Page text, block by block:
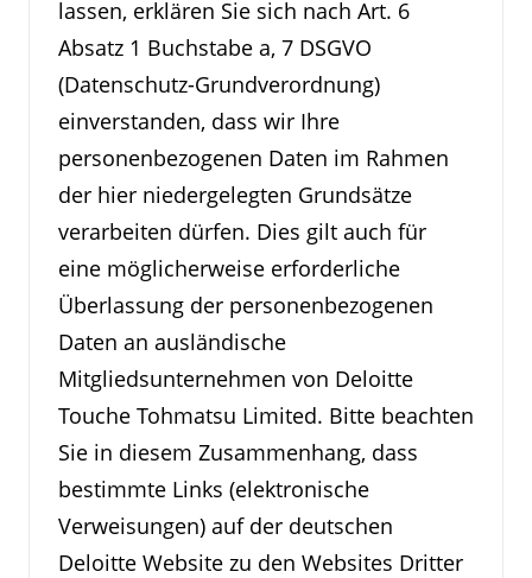
lassen, erklären Sie sich nach Art. 6
Absatz 1 Buchstabe a, 7 DSGVO
(Datenschutz-Grundverordnung)
einverstanden, dass wir Ihre
personenbezogenen Daten im Rahmen
der hier niedergelegten Grundsätze
verarbeiten dürfen. Dies gilt auch für
eine möglicherweise erforderliche
Überlassung der personenbezogenen
Daten an ausländische
Mitgliedsunternehmen von Deloitte
Touche Tohmatsu Limited. Bitte beachten
Sie in diesem Zusammenhang, dass
bestimmte Links (elektronische
Verweisungen) auf der deutschen
Deloitte Website zu den Websites Dritter